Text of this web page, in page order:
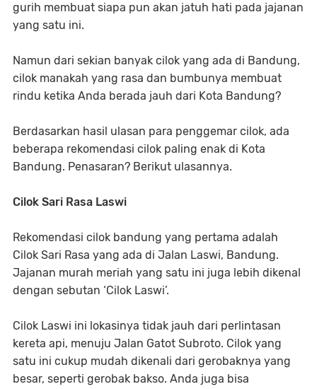
gurih membuat siapa pun akan jatuh hati pada jajanan
yang satu ini.
Namun dari sekian banyak cilok yang ada di Bandung,
cilok manakah yang rasa dan bumbunya membuat
rindu ketika Anda berada jauh dari Kota Bandung?
Berdasarkan hasil ulasan para penggemar cilok, ada
beberapa rekomendasi cilok paling enak di Kota
Bandung. Penasaran? Berikut ulasannya.
Cilok Sari Rasa Laswi
Rekomendasi cilok bandung yang pertama adalah
Cilok Sari Rasa yang ada di Jalan Laswi, Bandung.
Jajanan murah meriah yang satu ini juga lebih dikenal
dengan sebutan ‘Cilok Laswi’.
Cilok Laswi ini lokasinya tidak jauh dari perlintasan
kereta api, menuju Jalan Gatot Subroto. Cilok yang
satu ini cukup mudah dikenali dari gerobaknya yang
besar, seperti gerobak bakso. Anda juga bisa